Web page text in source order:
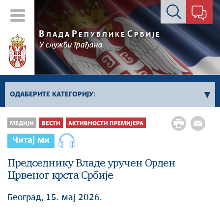
Контакт форма
В ЛАДА РЕПУБЛИКЕ СРБИЈЕ
У служби грађана
ОДАБЕРИТЕ КАТЕГОРИЈУ:
Влада Србије
Активности премијера
Активности потпредседника
Активности Владе
Косово и Метохија
Политика
МЕДИЈИ ВЕСТИ АКТИВНОСТИ ПРЕМИЈЕРА
Читај ми
Председнику Владе уручен Орден
Црвеног крста Србије
Београд, 15. мај 2026.